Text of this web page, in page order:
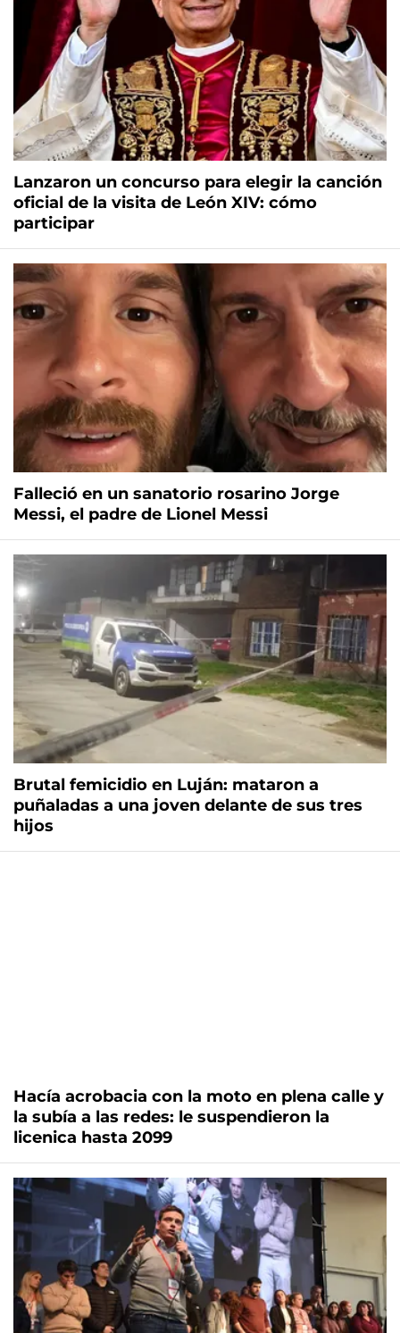
Lanzaron un concurso para elegir la canción
oficial de la visita de León XIV: cómo
participar
Falleció en un sanatorio rosarino Jorge
Messi, el padre de Lionel Messi
Brutal femicidio en Luján: mataron a
puñaladas a una joven delante de sus tres
hijos
Hacía acrobacia con la moto en plena calle y
la subía a las redes: le suspendieron la
licenica hasta 2099